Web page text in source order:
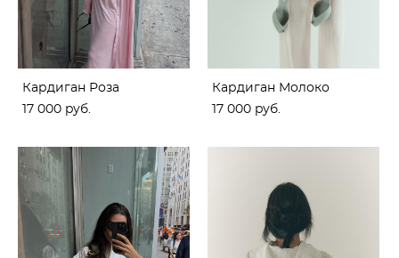
Кардиган Роза
17 000 pуб.
Кардиган Молоко
17 000 pуб.